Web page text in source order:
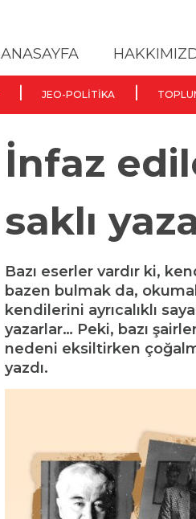
ANASAYFA
JEO-POLITIKA
İnfaz
saklı
Bazı eserler vardır ki,
bazen bulmak da,
kendilerini ayrıcalıklı
yazarlar… Peki, bazı
nedeni eksiltirken
yazdı.